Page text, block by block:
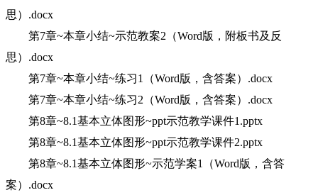
思）.docx
第7章~本章小结~示范教案2（Word版，附板书及反
思）.docx
第7章~本章小结~练习1（Word版，含答案）.docx
第7章~本章小结~练习2（Word版，含答案）.docx
第8章~8.1基本立体图形~ppt示范教学课件1.pptx
第8章~8.1基本立体图形~ppt示范教学课件2.pptx
第8章~8.1基本立体图形~示范学案1（Word版，含答
案）.docx